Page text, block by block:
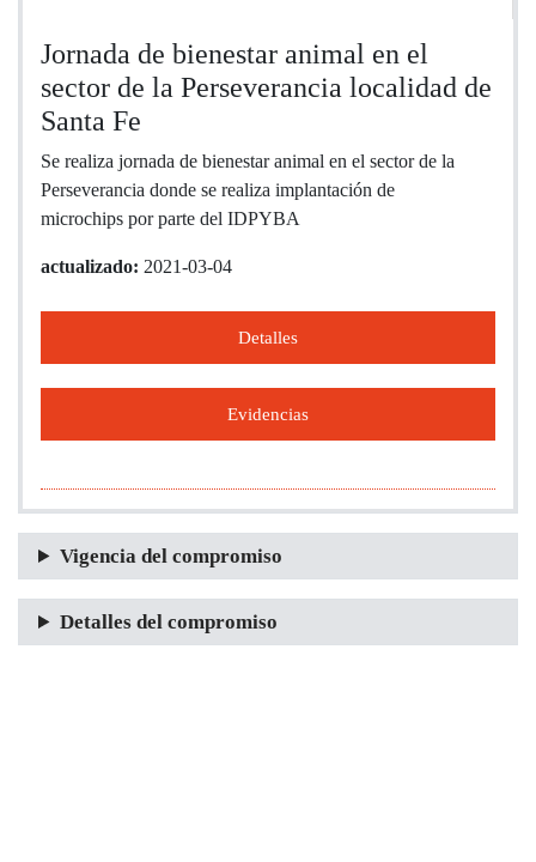
Jornada de bienestar animal en el
sector de la Perseverancia localidad de
Santa Fe
Se realiza jornada de bienestar animal en el sector de la
Perseverancia donde se realiza implantación de
microchips por parte del IDPYBA
actualizado: 2021-03-04
Detalles
Evidencias
Vigencia del compromiso
Detalles del compromiso